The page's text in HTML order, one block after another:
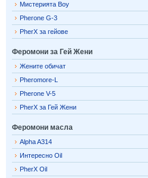
Мистерията Boy
Pherone G-3
PherX за гейове
Феромони за Гей Жени
Жените обичат
Pheromore-L
Pherone V-5
PherX за Гей Жени
Феромони масла
Alpha A314
Интересно Oil
PherX Oil